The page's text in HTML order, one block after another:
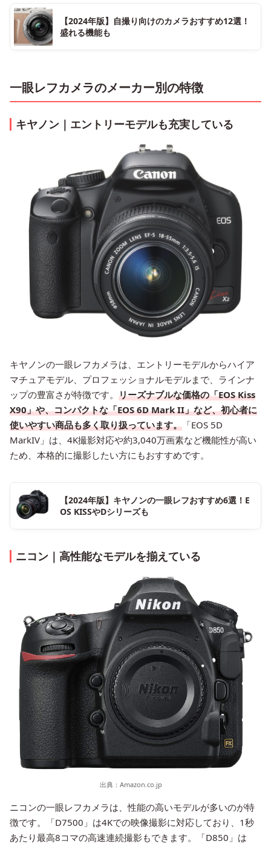
【2024年版】自撮り向けのカメラおすすめ12選！
盛れる機能も
一眼レフカメラのメーカー別の特徴
キヤノン｜エントリーモデルも充実している
キヤノンの一眼レフカメラは、エントリーモデルからハイア
マチュアモデル、プロフェッショナルモデルまで、ラインナ
ップの豊富さが特徴です。 リーズナブルな価格の「EOS Kiss
X90」や、コンパクトな「EOS 6D Mark II」など、初心者に
使いやすい商品も多く取り扱っています。 「EOS 5D
MarkIV」は、4K撮影対応や約3,040万画素など機能性が高い
ため、本格的に撮影したい方にもおすすめです。
【2024年版】キヤノンの一眼レフおすすめ6選！E
OS KISSやDシリーズも
ニコン｜高性能なモデルを揃えている
出典： Amazon.co.jp
ニコンの一眼レフカメラは、性能の高いモデルが多いのが特
徴です。「D7500」は4Kでの映像撮影に対応しており、1秒
あたり最高8コマの高速連続撮影もできます。「D850」は